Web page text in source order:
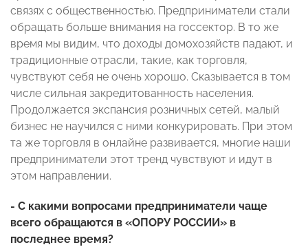
связях с общественностью. Предприниматели стали
обращать больше внимания на госсектор. В то же
время мы видим, что доходы домохозяйств падают, и
традиционные отрасли, такие, как торговля,
чувствуют себя не очень хорошо. Сказывается в том
числе сильная закредитованность населения.
Продолжается экспансия розничных сетей, малый
бизнес не научился с ними конкурировать. При этом
та же торговля в онлайне развивается, многие наши
предприниматели этот тренд чувствуют и идут в
этом направлении.
- С какими вопросами предприниматели чаще
всего обращаются в «ОПОРУ РОССИИ» в
последнее время?